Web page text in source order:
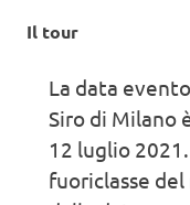
Il tour
La data
Siro di Milano
12 luglio
fuoriclasse